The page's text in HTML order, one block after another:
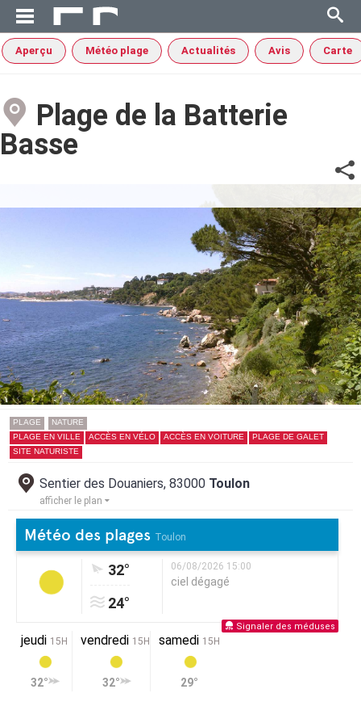
Aperçu Météo plage Actualités Avis Carte
Plage de la Batterie
Basse
PLAGE
NATURE
PLAGE EN VILLE
ACCÈS EN VÉLO ACCÈS EN VOITURE
PLAGE DE GALET
SITE NATURISTE
Sentier des Douaniers, 83000 Toulon
afficher le plan
Météo des plages Toulon
32°
24°
06/08/2026 15:00
ciel dégagé
Signaler des méduses
jeudi 15H
32°
vendredi 15H
32°
samedi 15H
29°